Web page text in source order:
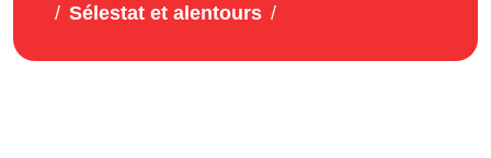
Sélestat et alentours